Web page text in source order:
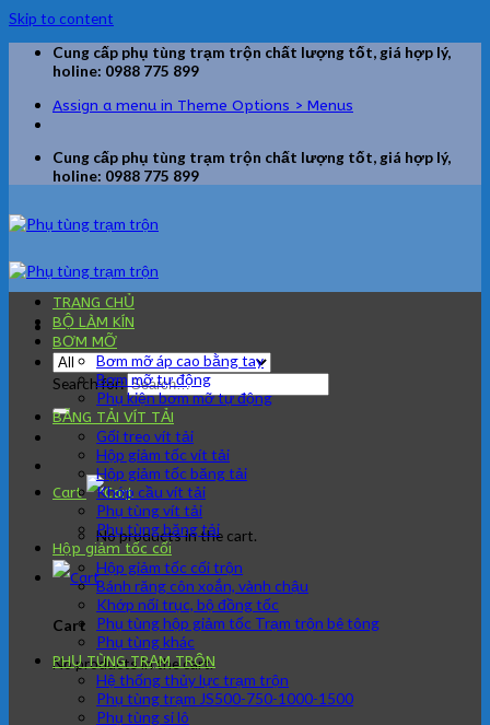
Skip to content
Cung cấp phụ tùng trạm trộn chất lượng tốt, giá hợp lý,
holine: 0988 775 899
Assign a menu in Theme Options > Menus
Cung cấp phụ tùng trạm trộn chất lượng tốt, giá hợp lý,
holine: 0988 775 899
Search for:
Cart
No products in the cart.
Cart
No products in the cart.
TRANG CHỦ
BỘ LÀM KÍN
BƠM MỠ
Bơm mỡ áp cao bằng tay
Bơm mỡ tự động
Phụ kiện bơm mỡ tự động
BĂNG TẢI VÍT TẢI
Gối treo vít tải
Hộp giảm tốc vít tải
Hộp giảm tốc băng tải
Khớp cầu vít tải
Phụ tùng vít tải
Phụ tùng băng tải
Hộp giảm tốc cối
Hộp giảm tốc cối trộn
Bánh răng côn xoắn, vành chậu
Khớp nối trục, bộ đồng tốc
Phụ tùng hộp giảm tốc Trạm trộn bê tông
Phụ tùng khác
PHỤ TÙNG TRẠM TRÔN
Hệ thống thủy lực trạm trộn
Phụ tùng trạm JS500-750-1000-1500
Phụ tùng si lô